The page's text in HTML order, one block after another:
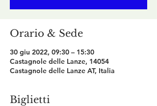
Orario & Sede
30 giu 2022, 09:30 – 15:30
Castagnole delle Lanze, 14054
Castagnole delle Lanze AT, Italia
Biglietti